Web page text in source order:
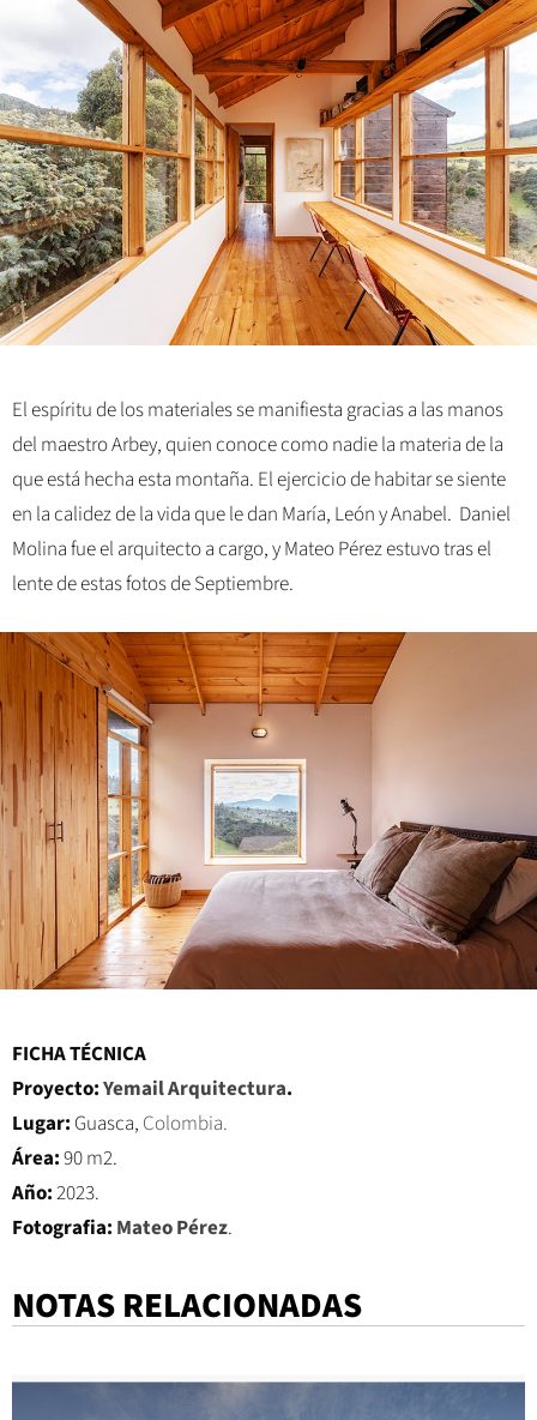
El espíritu de los materiales se manifiesta gracias a las manos
del maestro Arbey, quien conoce como nadie la materia de la
que está hecha esta montaña. El ejercicio de habitar se siente
en la calidez de la vida que le dan María, León y Anabel. Daniel
Molina fue el arquitecto a cargo, y Mateo Pérez estuvo tras el
lente de estas fotos de Septiembre.
FICHA TÉCNICA
Proyecto:Yemail Arquitectura.
Lugar: Guasca, Colombia.
Área:90 m2.
Año:2023.
Fotografia: Mateo Pérez.
NOTAS RELACIONADAS